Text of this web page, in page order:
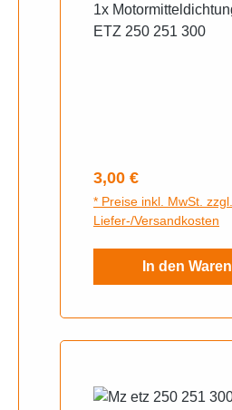
1x
ETZ 250 251 300
Regulärer Preis:
3,00 €
* Preise inkl. MwSt. zzgl.
Liefer-/Versandkosten
In den